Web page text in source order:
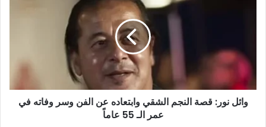
وابتعاده
عن
الفن
وسر
وفاتهوائل نور: قصة النجم الشقي وابتعاده عن الفن وسر وفاته في
عمر الـ 55 عاماً